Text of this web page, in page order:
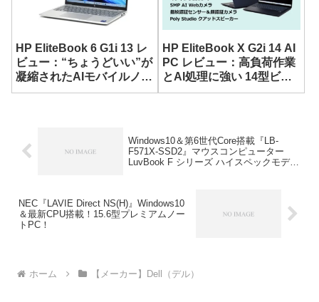
HP EliteBook 6 G1i 13 レ
ビュー：“ちょうどいい”が
凝縮されたAIモバイルノー
ト
HP EliteBook X G2i 14 AI
PC レビュー：高負荷作業
とAI処理に強い 14型ビジ
ネスノート
Windows10＆第6世代Core搭載『LB-
F571X-SSD2』マウスコンピューター
LuvBook F シリーズ ハイスペックモデ
NEC『LAVIE Direct NS(H)』Windows10
＆最新CPU搭載！15.6型プレミアムノー
トPC！
ホーム 【メーカー】Dell（デル）